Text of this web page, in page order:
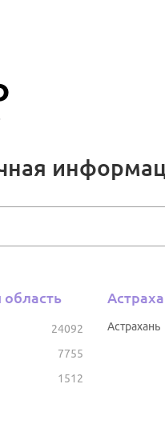
область
24092
7755
1512
Астрахань